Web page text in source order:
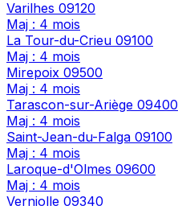
Varilhes 09120
Maj : 4 mois
La Tour-du-Crieu 09100
Maj : 4 mois
Mirepoix 09500
Maj : 4 mois
Tarascon-sur-Ariège 09400
Maj : 4 mois
Saint-Jean-du-Falga 09100
Maj : 4 mois
Laroque-d'Olmes 09600
Maj : 4 mois
Verniolle 09340